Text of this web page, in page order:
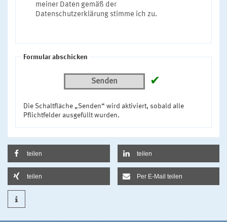
meiner Daten gemäß der
Datenschutzerklärung stimme ich zu.
Formular abschicken
Senden ✔
Die Schaltfläche „Senden“ wird aktiviert, sobald alle
Pflichtfelder ausgefüllt wurden.
teilen teilen
teilen Per E-Mail teilen